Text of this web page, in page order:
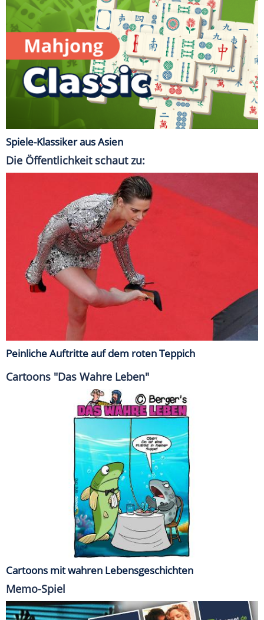
Spiele-Klassiker aus Asien
Die Öffentlichkeit schaut zu:
Peinliche Auftritte auf dem roten Teppich
Cartoons "Das Wahre Leben"
Cartoons mit wahren Lebensgeschichten
Memo-Spiel